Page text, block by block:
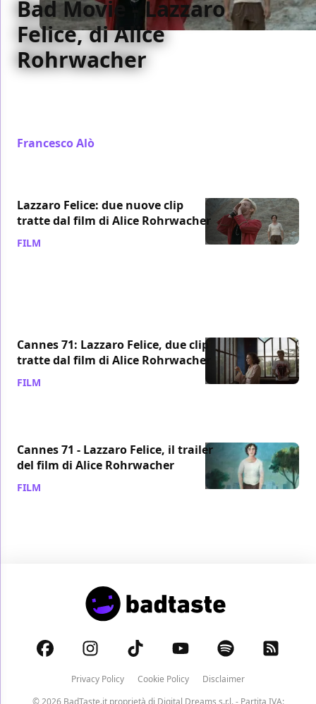
Bad Movie - Lazzaro
Felice, di Alice
Rohrwacher
Francesco Alò
Lazzaro Felice: due nuove clip
tratte dal film di Alice Rohrwacher
FILM
Cannes 71: Lazzaro Felice, due clip
tratte dal film di Alice Rohrwacher
FILM
Cannes 71 - Lazzaro Felice, il trailer
del film di Alice Rohrwacher
FILM
Privacy Policy Cookie Policy
Disclaimer
© 2026 BadTaste.it proprietà di Digital Dreams s.r.l. - Partita IVA: